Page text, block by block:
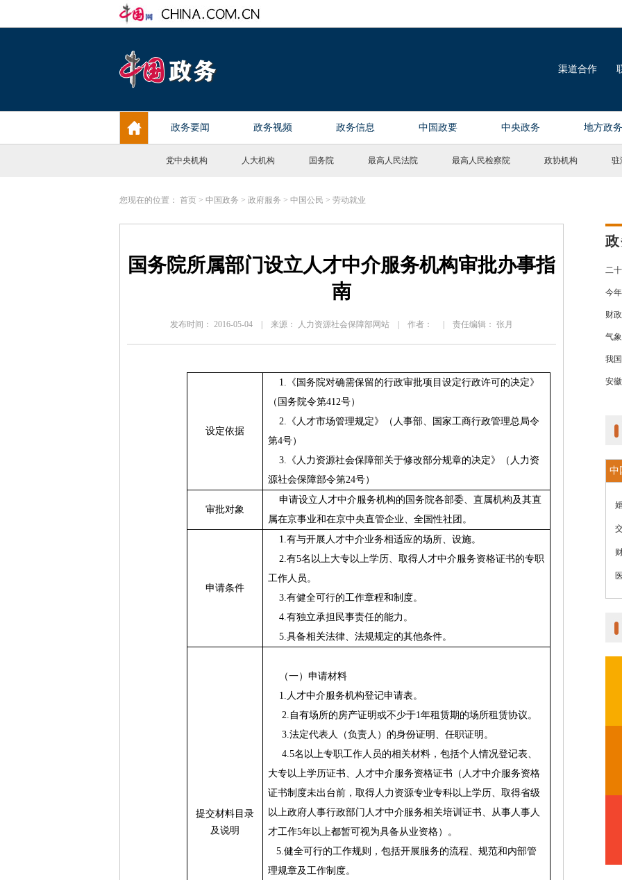
党中央机构 人大机构 国务院 最高人民法院 最高人民检察院 政协机构 驻
您现在的位置： 首页 > 中国政务 > 政府服务 > 中国公民 > 劳动就业
国务院所属部门设立人才中介服务机构审批办事指
南
发布时间： 2016-05-04 | 来源： 人力资源社会保障部网站 | 作者： | 责任编辑： 张月
设定依据
1. 《国务院对确需保留的行政审批项目设定行政许可的决定》
（国务院令第412号）
2. 《人才市场管理规定》（人事部、国家工商行政管理总局令
第4号）
3. 《人力资源社会保障部关于修改部分规章的决定》（人力资
源社会保障部令第24号）
审批对象
申请设立人才中介服务机构的国务院各部委、直属机构及其直
属在京事业和在京中央直管企业、全国性社团。
申请条件
1.有与开展人才中介业务相适应的场所、设施。
2.有5名以上大专以上学历、取得人才中介服务资格证书的专职
工作人员。
3.有健全可行的工作章程和制度。
4.有独立承担民事责任的能力。
5.具备相关法律、法规规定的其他条件。
提交材料目录
及说明
（一）申请材料
1. 人才中介服务机构登记申请表。
2. 自有场所的房产证明或不少于1年租赁期的场所租赁协议。
3.法定代表人（负责人）的身份证明、任职证明。
4.5名以上专职工作人员的相关材料，包括个人情况登记表、
大专以上学历证书、人才中介服务资格证书（人才中介服务资格
证书制度未出台前，取得人力资源专业专科以上学历、取得省级
以上政府人事行政部门人才中介服务相关培训证书、从事人事人
才工作5年以上都暂可视为具备从业资格）。
5.健全可行的工作规则，包括开展服务的流程、规范和内部管
理规章及工作制度。
二
今
财
气
我
安
中